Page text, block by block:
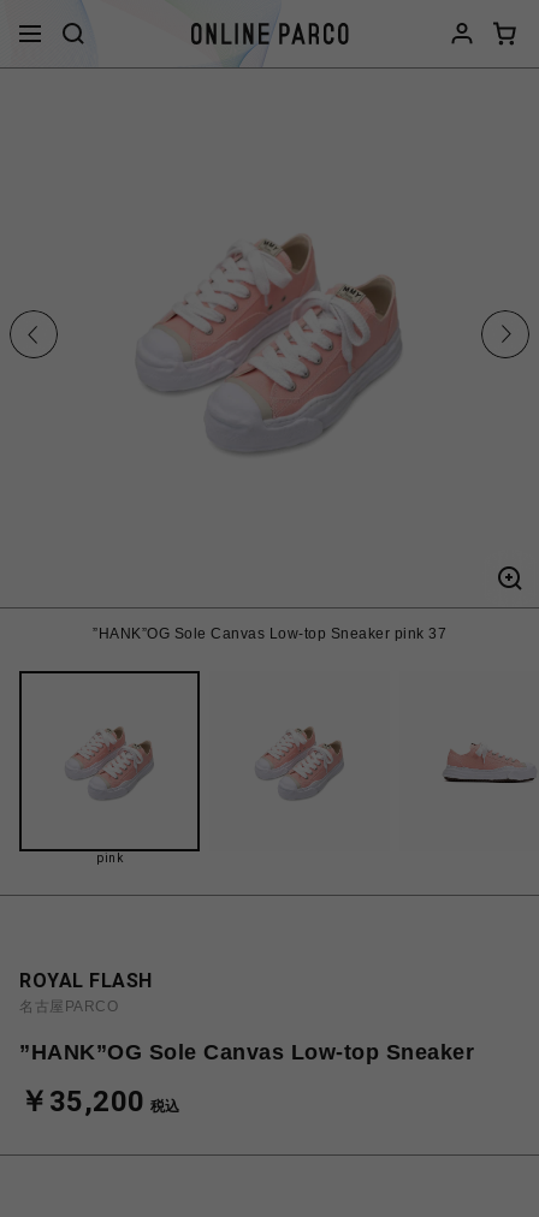
”HANK”OG Sole Canvas Low-top Sneaker pink 37
pink
ROYAL FLASH
名古屋PARCO
”HANK”OG Sole Canvas Low-top Sneaker
￥35,200 税込